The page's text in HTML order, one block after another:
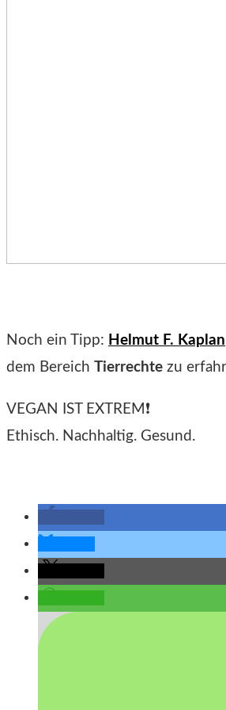
Noch ein Tipp: Helmut F. Kaplan
dem Bereich Tierrechte zu
VEGAN IST EXTREM❗
Ethisch. Nachhaltig. Gesund.